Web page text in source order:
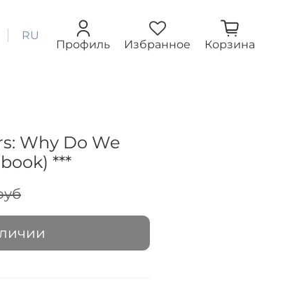
RU
Профиль Избранное Корзина
Why Do We
***